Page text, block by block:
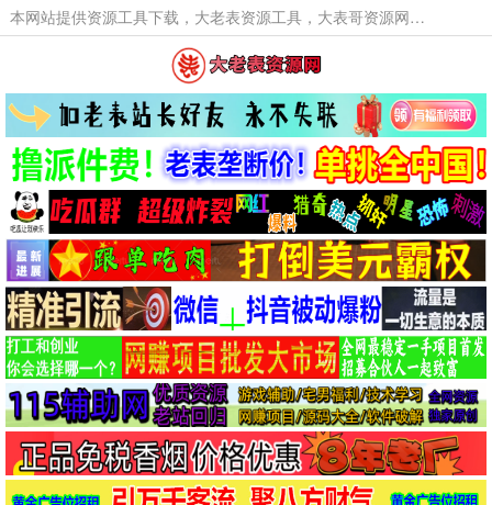
本网站提供资源工具下载，大老表资源工具，大表哥资源网软件工具，大老表资源下载，活动线报福利资源分享,活动线报，大型网游经典游戏，网络热门技术游戏辅助交流与分享。